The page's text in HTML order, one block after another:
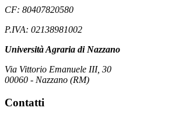
CF: 80407820580
P.IVA: 02138981002
Università Agraria di Nazzano
Via Vittorio Emanuele III, 30
00060 - Nazzano (RM)
Contatti